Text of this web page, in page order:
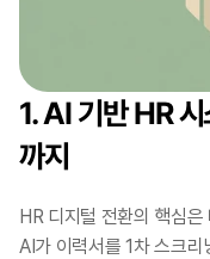
1. AI 기반 HR
까지
HR 디지털 전환의 핵심
AI가 이력서를 1차 스크